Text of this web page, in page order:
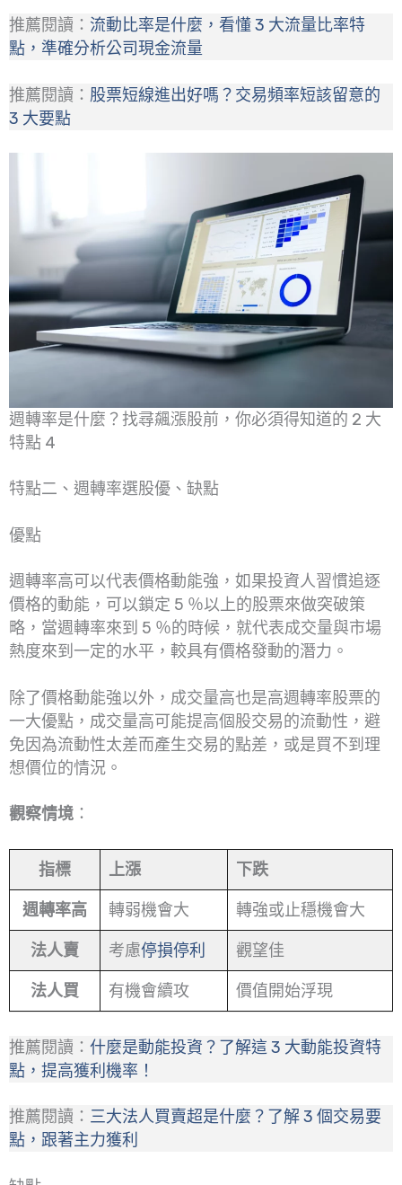
推薦閱讀： 流動比率是什麼，看懂 3 大流量比率特
點，準確分析公司現金流量
推薦閱讀： 股票短線進出好嗎？交易頻率短該留意的
3 大要點
週轉率是什麼？找尋飆漲股前，你必須得知道的 2 大
特點 4
特點二、週轉率選股優、缺點
優點
週轉率高可以代表價格動能強，如果投資人習慣追逐
價格的動能，可以鎖定 5 ％以上的股票來做突破策
略，當週轉率來到 5 ％的時候，就代表成交量與市場
熱度來到一定的水平，較具有價格發動的潛力。
除了價格動能強以外，成交量高也是高週轉率股票的
一大優點，成交量高可能提高個股交易的流動性，避
免因為流動性太差而產生交易的點差，或是買不到理
想價位的情況。
觀察情境 ：
指標 上漲 下跌
週轉率高 轉弱機會大 轉強或止穩機會大
法人賣 考慮停損停利 觀望佳
法人買 有機會續攻 價值開始浮現
推薦閱讀： 什麼是動能投資？了解這 3 大動能投資特
點，提高獲利機率！
推薦閱讀： 三大法人買賣超是什麼？了解 3 個交易要
點，跟著主力獲利